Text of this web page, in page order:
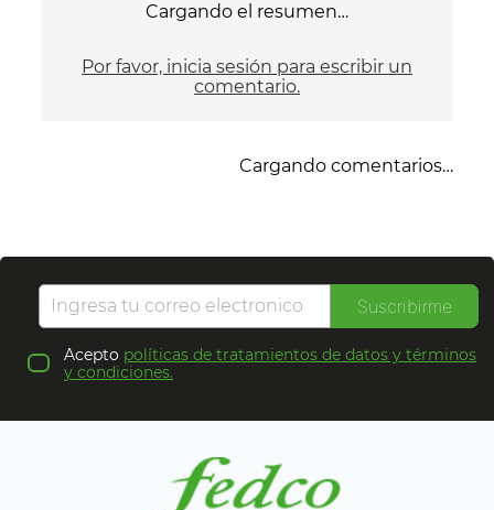
Cargando el resumen…
Por favor, inicia sesión para escribir un
comentario.
Cargando comentarios…
Suscribirme
Acepto políticas de tratamientos de datos y términos
y condiciones.